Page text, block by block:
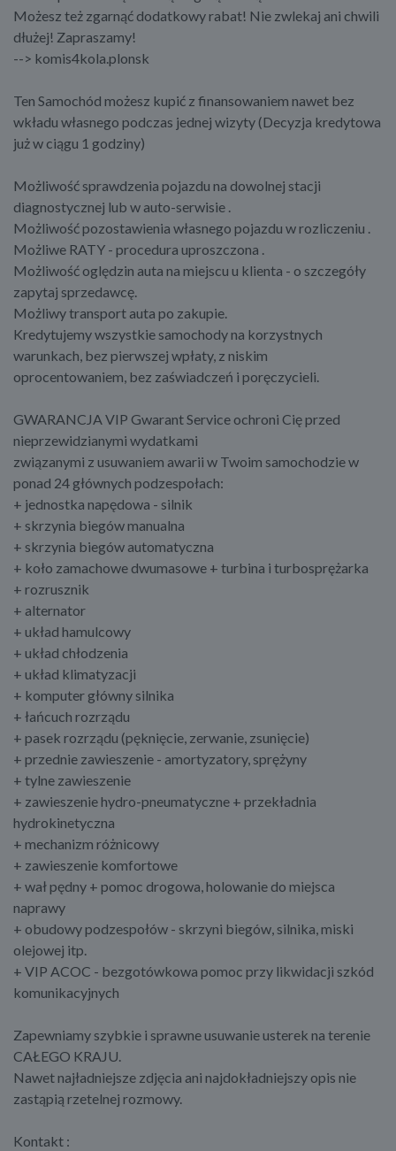
Możesz też zgarnąć dodatkowy rabat! Nie zwlekaj ani chwili
dłużej! Zapraszamy!
--> komis4kola.plonsk
Ten Samochód możesz kupić z finansowaniem nawet bez
wkładu własnego podczas jednej wizyty (Decyzja kredytowa
już w ciągu 1 godziny)
Możliwość sprawdzenia pojazdu na dowolnej stacji
diagnostycznej lub w auto-serwisie .
Możliwość pozostawienia własnego pojazdu w rozliczeniu .
Możliwe RATY - procedura uproszczona .
Możliwość oględzin auta na miejscu u klienta - o szczegóły
zapytaj sprzedawcę.
Możliwy transport auta po zakupie.
Kredytujemy wszystkie samochody na korzystnych
warunkach, bez pierwszej wpłaty, z niskim
oprocentowaniem, bez zaświadczeń i poręczycieli.
GWARANCJA VIP Gwarant Service ochroni Cię przed
nieprzewidzianymi wydatkami
związanymi z usuwaniem awarii w Twoim samochodzie w
ponad 24 głównych podzespołach:
+ jednostka napędowa - silnik
+ skrzynia biegów manualna
+ skrzynia biegów automatyczna
+ koło zamachowe dwumasowe + turbina i turbosprężarka
+ rozrusznik
+ alternator
+ układ hamulcowy
+ układ chłodzenia
+ układ klimatyzacji
+ komputer główny silnika
+ łańcuch rozrządu
+ pasek rozrządu (pęknięcie, zerwanie, zsunięcie)
+ przednie zawieszenie - amortyzatory, sprężyny
+ tylne zawieszenie
+ zawieszenie hydro-pneumatyczne + przekładnia
hydrokinetyczna
+ mechanizm różnicowy
+ zawieszenie komfortowe
+ wał pędny + pomoc drogowa, holowanie do miejsca
naprawy
+ obudowy podzespołów - skrzyni biegów, silnika, miski
olejowej itp.
+ VIP ACOC - bezgotówkowa pomoc przy likwidacji szkód
komunikacyjnych
Zapewniamy szybkie i sprawne usuwanie usterek na terenie
CAŁEGO KRAJU.
Nawet najładniejsze zdjęcia ani najdokładniejszy opis nie
zastąpią rzetelnej rozmowy.
Kontakt :